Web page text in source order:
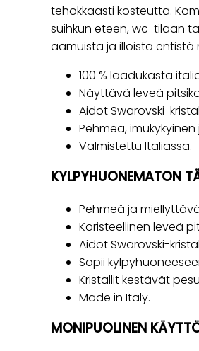
tehokkaasti kosteutta.
suihkun eteen, wc-tilaan
aamuista ja illoista entistä
100 % laadukasta
Näyttävä leveä
Aidot Swarovski-
Pehmeä,
Valmistettu Italiassa.
KYLPYHUONEMATON
Pehmeä ja
Koristeellinen leveä
Aidot Swarovski-
Sopii
Kristallit kestävät
Made in Italy.
MONIPUOLINEN